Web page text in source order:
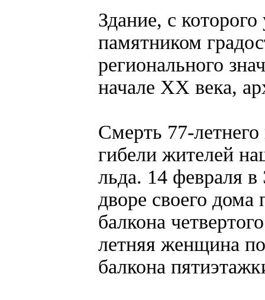
Здание, с
памятником
регионального
начале XX века,
Смерть 77-
гибели жителей
льда. 14 февраля
дворе своего дома
балкона
летняя женщина
балкона